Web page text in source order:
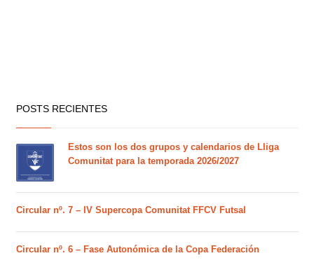
POSTS RECIENTES
Estos son los dos grupos y calendarios de Lliga
Comunitat para la temporada 2026/2027
Circular nº. 7 – IV Supercopa Comunitat FFCV Futsal
Circular nº. 6 – Fase Autonómica de la Copa Federación